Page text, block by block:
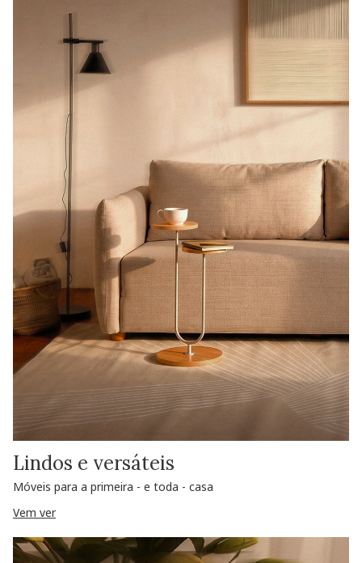
Lindos e versáteis
Móveis para a primeira - e toda - casa
Vem ver